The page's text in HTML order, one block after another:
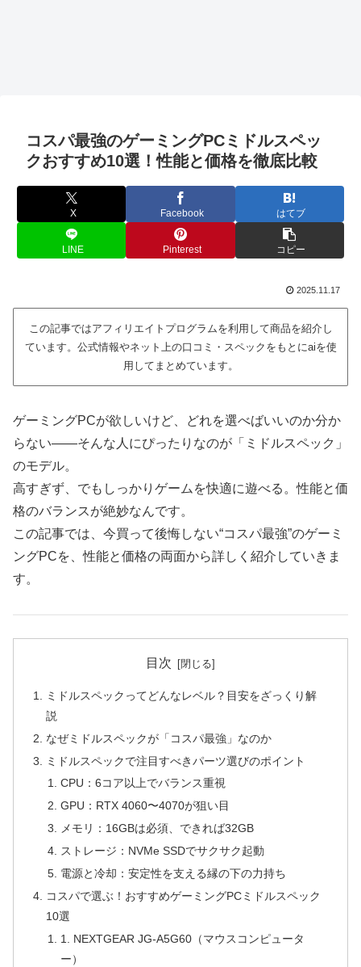
コスパ最強のゲーミングPCミドルスペッ
クおすすめ10選！性能と価格を徹底比較
X Facebook はてブ
LINE Pinterest コピー
2025.11.17
この記事ではアフィリエイトプログラムを利用して商品を紹介し
ています。公式情報やネット上の口コミ・スペックをもとにaiを使
用してまとめています。
ゲーミングPCが欲しいけど、どれを選べばいいのか分か
らない――そんな人にぴったりなのが「ミドルスペック」
のモデル。
高すぎず、でもしっかりゲームを快適に遊べる。性能と価
格のバランスが絶妙なんです。
この記事では、今買って後悔しない“コスパ最強”のゲーミ
ングPCを、性能と価格の両面から詳しく紹介していきま
す。
目次
ミドルスペックってどんなレベル？目安をざっくり解
説
なぜミドルスペックが「コスパ最強」なのか
ミドルスペックで注目すべきパーツ選びのポイント
CPU：6コア以上でバランス重視
GPU：RTX 4060〜4070が狙い目
メモリ：16GBは必須、できれば32GB
ストレージ：NVMe SSDでサクサク起動
電源と冷却：安定性を支える縁の下の力持ち
コスパで選ぶ！おすすめゲーミングPCミドルスペック
10選
1. NEXTGEAR JG-A5G60（マウスコンピュータ
ー）